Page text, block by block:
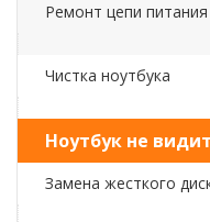
Ремонт цепи питания
Чистка ноутбука
Ноутбук не
Замена жесткого